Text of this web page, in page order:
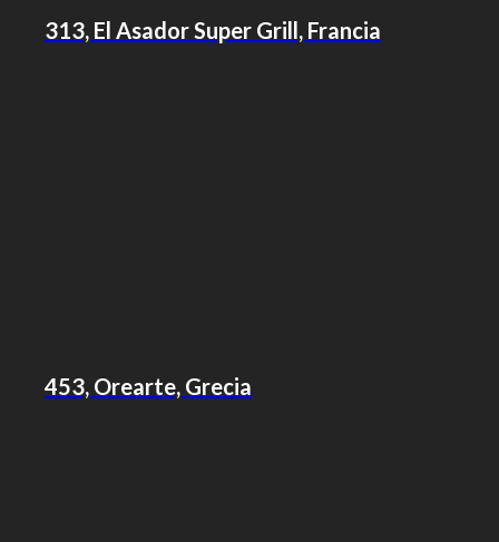
313, El Asador Super Grill, Francia
453, Orearte, Grecia